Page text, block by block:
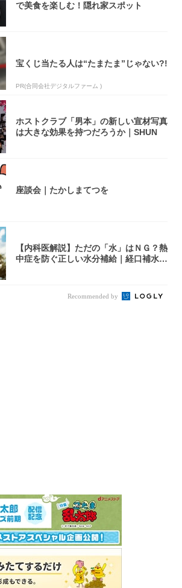
で美食を楽しむ！隠れ家スポット
宝くじ当たる人は“たまたま”じゃない?!
PR(合同会社デジタルファーム )
ホストクラブ「男本」の新しい宣材写真
は大きな効果を持つだろうか｜SHUN
座談会｜たかしまてつを
【内科医解説】ただの「水」はＮＧ？熱
中症を防ぐ正しい水分補給｜経口補水
Recommended by